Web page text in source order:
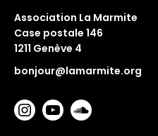
Association La Marmite
Case postale 146
1211 Genève 4
bonjour@lamarmite.org